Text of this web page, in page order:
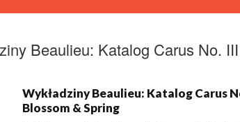
Beaulieu: Katalog Carus No.
Wykładziny Beaulieu: Katalog Carus
Blossom & Spring